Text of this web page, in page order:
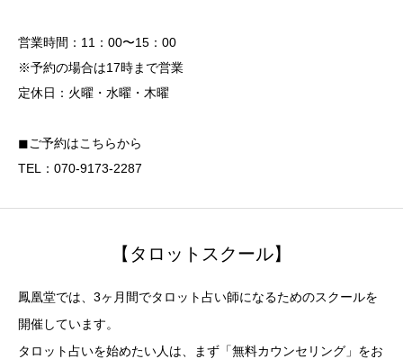
営業時間：11：00〜15：00
※予約の場合は17時まで営業
定休日：火曜・水曜・木曜
◼︎ご予約はこちらから
TEL：070-9173-2287
【タロットスクール】
鳳凰堂では、3ヶ月間でタロット占い師になるためのスクールを
開催しています。
タロット占いを始めたい人は、まず「無料カウンセリング」をお